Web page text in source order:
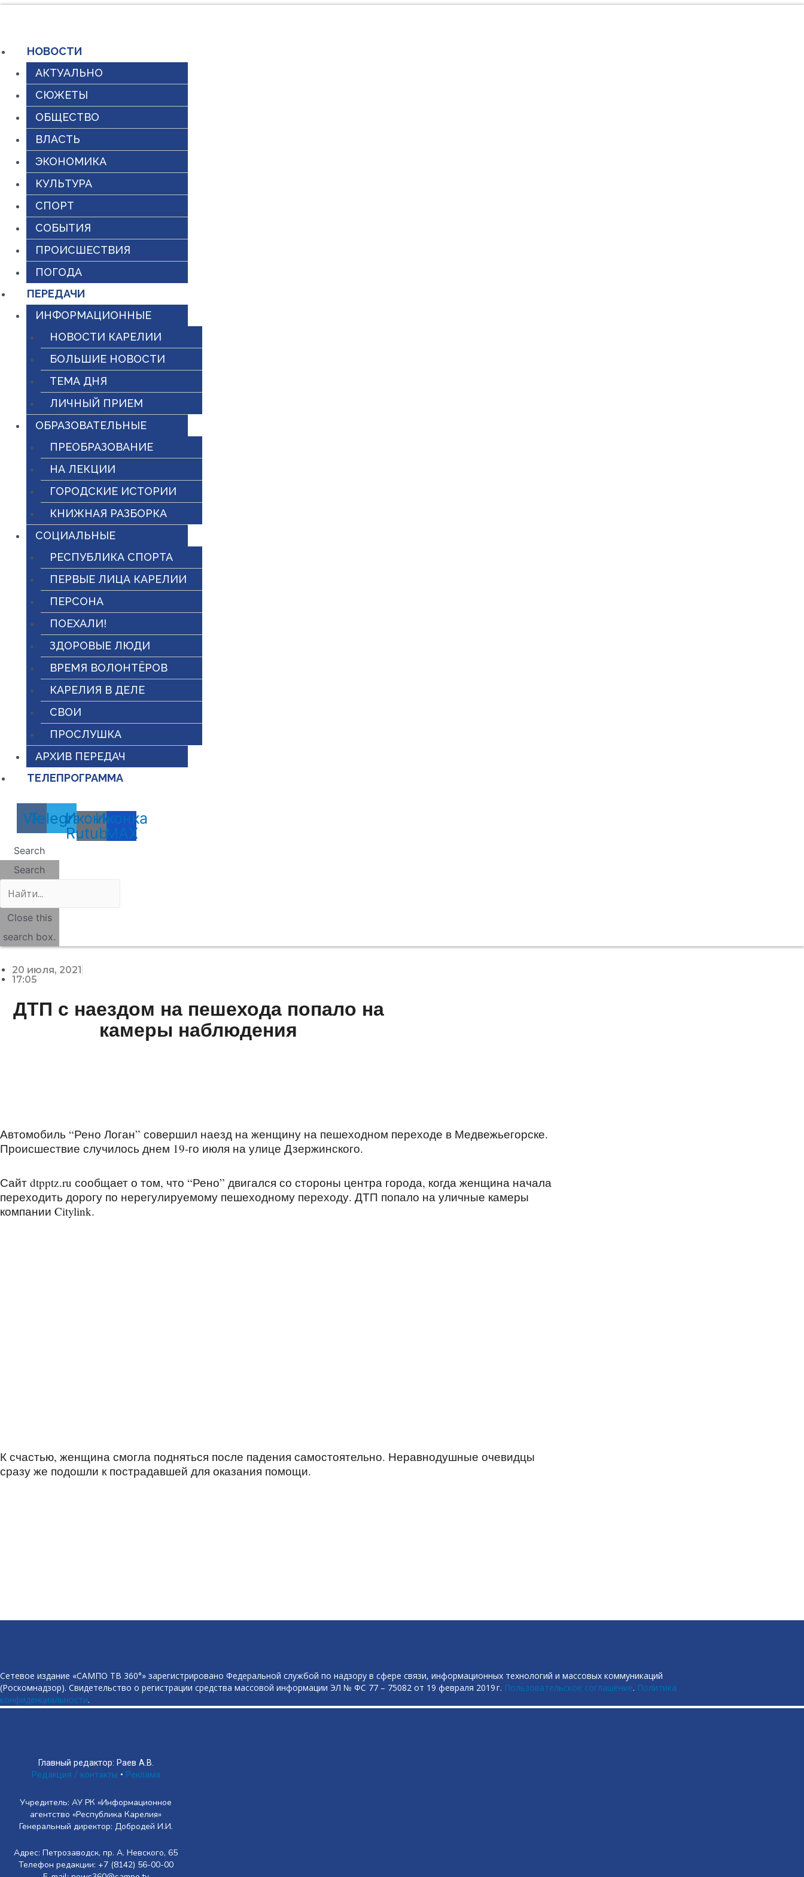
содержимому
НОВОСТИ
АКТУАЛЬНО
СЮЖЕТЫ
ОБЩЕСТВО
ВЛАСТЬ
ЭКОНОМИКА
КУЛЬТУРА
СПОРТ
СОБЫТИЯ
ПРОИСШЕСТВИЯ
ПОГОДА
ПЕРЕДАЧИ
ИНФОРМАЦИОННЫЕ
НОВОСТИ КАРЕЛИИ
БОЛЬШИЕ НОВОСТИ
ТЕМА ДНЯ
ЛИЧНЫЙ ПРИЕМ
ОБРАЗОВАТЕЛЬНЫЕ
ПРЕОБРАЗОВАНИЕ
НА ЛЕКЦИИ
ГОРОДСКИЕ ИСТОРИИ
КНИЖНАЯ РАЗБОРКА
СОЦИАЛЬНЫЕ
РЕСПУБЛИКА СПОРТА
ПЕРВЫЕ ЛИЦА КАРЕЛИИ
ПЕРСОНА
ПОЕХАЛИ!
ЗДОРОВЫЕ ЛЮДИ
ВРЕМЯ ВОЛОНТЁРОВ
КАРЕЛИЯ В ДЕЛЕ
СВОИ
ПРОСЛУШКА
АРХИВ ПЕРЕДАЧ
ТЕЛЕПРОГРАММА
Vk
Telegram
Иконка
Rutube
Иконка
MAX
Search
Search
Close this
search box.
20 июля, 2021
17:05
ДТП с наездом на пешехода попало на
камеры наблюдения
Автомобиль “Рено Логан” совершил наезд на женщину на пешеходном переходе в Медвежьегорске.
Происшествие случилось днем 19-го июля на улице Дзержинского.
Сайт dtpptz.ru сообщает о том, что “Рено” двигался со стороны центра города, когда женщина начала
переходить дорогу по нерегулируемому пешеходному переходу. ДТП попало на уличные камеры
компании Citylink.
К счастью, женщина смогла подняться после падения самостоятельно. Неравнодушные очевидцы
сразу же подошли к пострадавшей для оказания помощи.
Сетевое издание «САМПО ТВ 360°» зарегистрировано Федеральной службой по надзору в сфере связи, информационных технологий и массовых коммуникаций
(Роскомнадзор). Свидетельство о регистрации средства массовой информации ЭЛ № ФС 77 – 75082 от 19 февраля 2019 г. Пользовательское соглашение. Политика
конфиденциальности.
Главный редактор: Раев А.В.
Редакция / контакты • Реклама
Учредитель: АУ РК «Информационное
агентство «Республика Карелия»
Генеральный директор: Добродей И.И.
Адрес: Петрозаводск, пр. А. Невского, 65
Телефон редакции: +7 (8142) 56-00-00